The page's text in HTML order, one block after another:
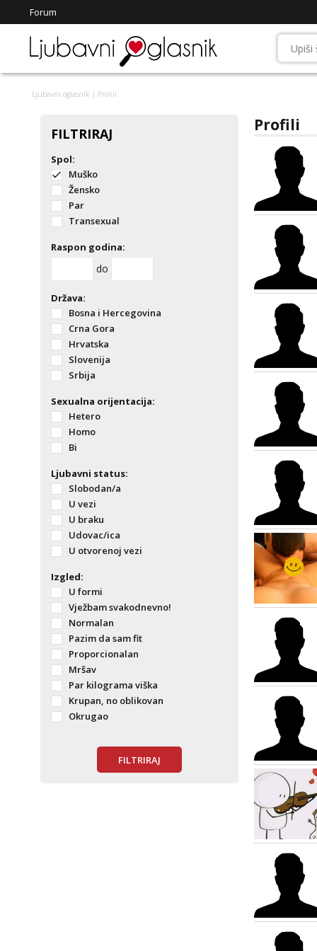
Forum
Ljubavni oglasnik | Profili
FILTRIRAJ
Spol:
Muško
Žensko
Par
Transexual
Raspon godina:
do
Država:
Bosna i Hercegovina
Crna Gora
Hrvatska
Slovenija
Srbija
Sexualna orijentacija:
Hetero
Homo
Bi
Ljubavni status:
Slobodan/a
U vezi
U braku
Udovac/ica
U otvorenoj vezi
Izgled:
U formi
Vježbam svakodnevno!
Normalan
Pazim da sam fit
Proporcionalan
Mršav
Par kilograma viška
Krupan, no oblikovan
Okrugao
FILTRIRAJ
Profili